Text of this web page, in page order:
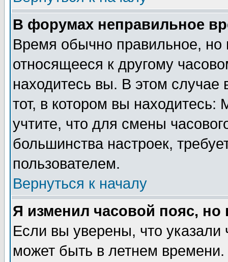
В форумах неправильное
Время обычно правильное,
относящееся к другому
находитесь вы. В этом
тот, в котором вы
учтите, что для смены
большинства настроек,
пользователем.
Вернуться к началу
Я изменил часовой пояс,
Если вы уверены, что указали
может быть в летнем